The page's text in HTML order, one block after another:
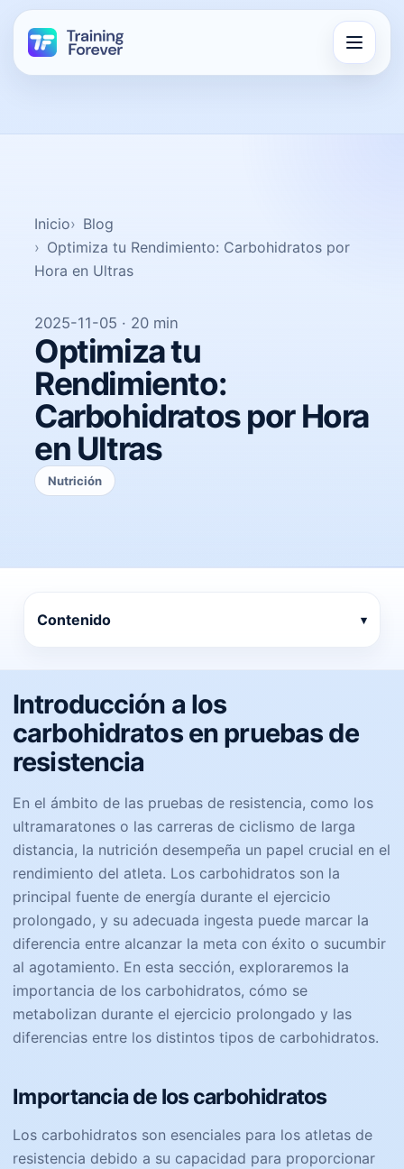
Inicio
Blog
Optimiza tu Rendimiento: Carbohidratos por
Hora en Ultras
2025-11-05 · 20 min
Optimiza tu
Rendimiento:
Carbohidratos por Hora
en Ultras
Nutrición
Contenido
Introducción a los
carbohidratos en pruebas de
resistencia
En el ámbito de las pruebas de resistencia, como los
ultramaratones o las carreras de ciclismo de larga
distancia, la nutrición desempeña un papel crucial en el
rendimiento del atleta. Los carbohidratos son la
principal fuente de energía durante el ejercicio
prolongado, y su adecuada ingesta puede marcar la
diferencia entre alcanzar la meta con éxito o sucumbir
al agotamiento. En esta sección, exploraremos la
importancia de los carbohidratos, cómo se
metabolizan durante el ejercicio prolongado y las
diferencias entre los distintos tipos de carbohidratos.
Importancia de los carbohidratos
Los carbohidratos son esenciales para los atletas de
resistencia debido a su capacidad para proporcionar